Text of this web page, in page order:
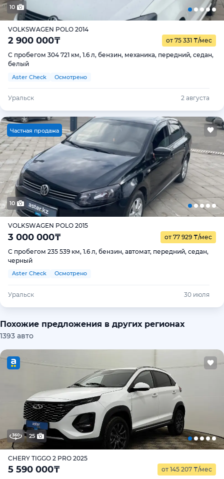
10
VOLKSWAGEN POLO 2014
2 900 000₸ от 75 331 ₸/мес
С пробегом 304 721 км, 1.6 л, бензин, механика, передний, седан,
белый
Aster Check Осмотрено
Уральск 2 августа
Частная продажа
10
VOLKSWAGEN POLO 2015
3 000 000₸ от 77 929 ₸/мес
С пробегом 235 539 км, 1.6 л, бензин, автомат, передний, седан,
черный
Aster Check Осмотрено
Уральск 30 июля
Похожие предложения в других регионах
1393 авто
25
CHERY TIGGO 2 PRO 2025
5 590 000₸ от 145 207 ₸/мес